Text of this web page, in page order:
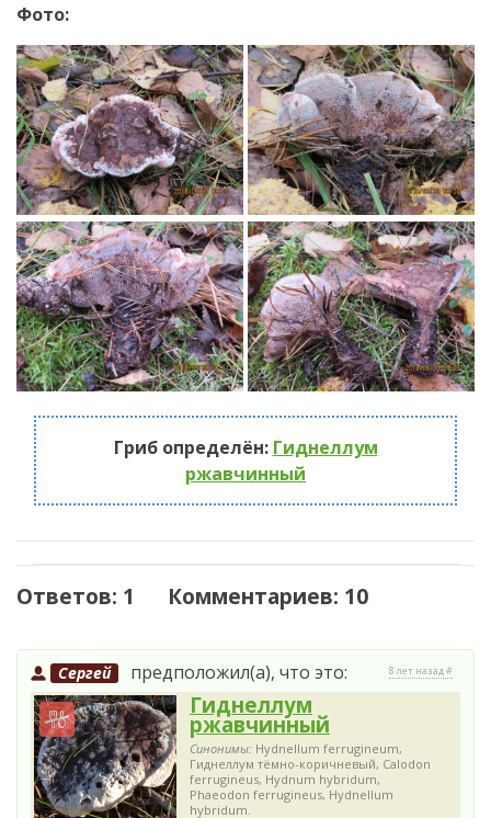
Фото:
Гриб определён: Гиднеллум
ржавчинный
Ответов: 1 Комментариев: 10
Сергей предположил(а), что это: 8 лет назад #
Гиднеллум
ржавчинный
Синонимы: Hydnellum ferrugineum,
Гиднеллум тёмно-коричневый, Calodon
ferrugineus, Hydnum hybridum,
Phaeodon ferrugineus, Hydnellum
hybridum.